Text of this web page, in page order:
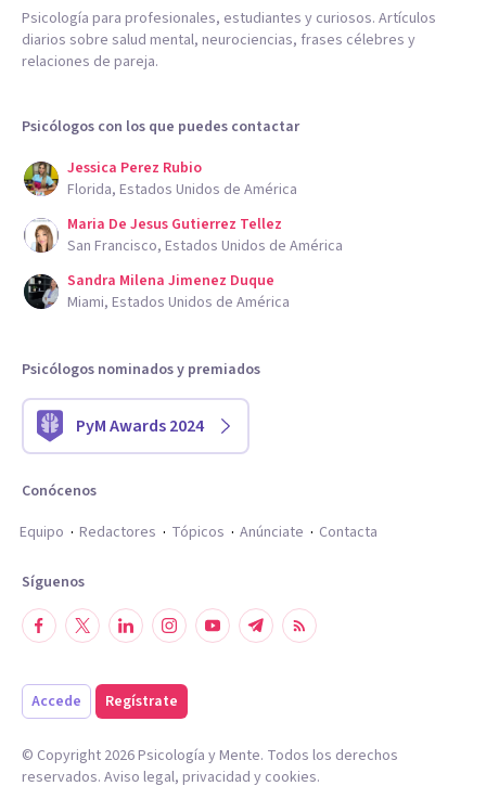
Psicología para profesionales, estudiantes y curiosos. Artículos
diarios sobre salud mental, neurociencias, frases célebres y
relaciones de pareja.
Psicólogos con los que puedes contactar
Jessica Perez Rubio
Florida, Estados Unidos de América
Maria De Jesus Gutierrez Tellez
San Francisco, Estados Unidos de América
Sandra Milena Jimenez Duque
Miami, Estados Unidos de América
Psicólogos nominados y premiados
PyM Awards 2024
Conócenos
Equipo
Redactores Tópicos Anúnciate Contacta
Síguenos
Accede Regístrate
© Copyright 2026Psicología y Mente. Todos los derechos
reservados. Aviso legal, privacidad y cookies.